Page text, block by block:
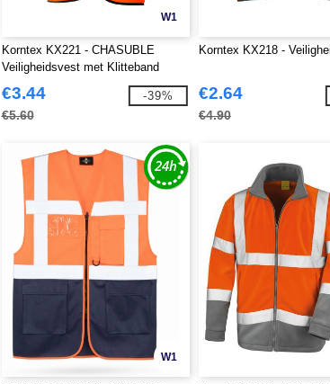
W1
Korntex KX221 - CHASUBLE
Veiligheidsvest met Klitteband
€3.44
€5.60
-39%
Korntex KX218 -
€2.64
€4.90
W1